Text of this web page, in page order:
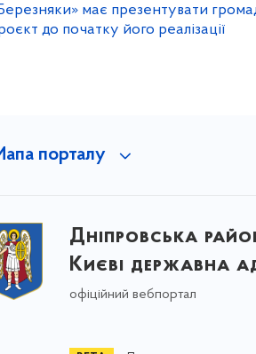
має презентувати
до початку його реалізації
порталу
Дніпровська
Києві державна
офіційний вебпортал